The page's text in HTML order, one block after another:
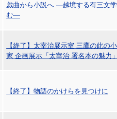
戯曲から小説へ ―越境する有三文
む―
【終了】太宰治展示室 三鷹の此の
家 企画展示「太宰治 署名本の魅力」
【終了】物語のかけらを見つけに